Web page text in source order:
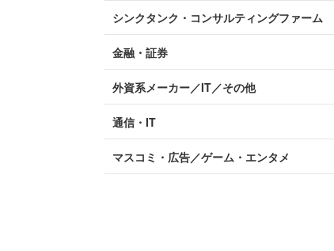
シンクタンク・コンサルティングファーム
金融・証券
外資系メーカー／IT／その他
通信・IT
マスコミ・広告／ゲーム・エンタメ